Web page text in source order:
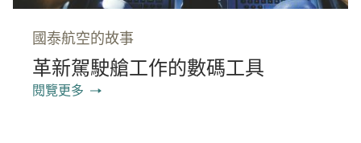
國泰航空的故事
革新駕駛艙工作的數碼工具
閱覽更多